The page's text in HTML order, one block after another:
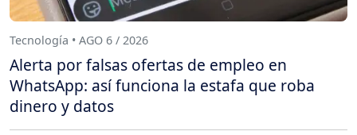
Tecnología • AGO 6 / 2026
Alerta por falsas ofertas de empleo en
WhatsApp: así funciona la estafa que roba
dinero y datos